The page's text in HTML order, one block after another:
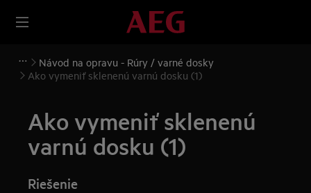
Návod na opravu - Rúry / varné dosky
Ako vymeniť sklenenú varnú dosku (1)
Ako vymeniť sklenenú
varnú dosku (1)
Riešenie